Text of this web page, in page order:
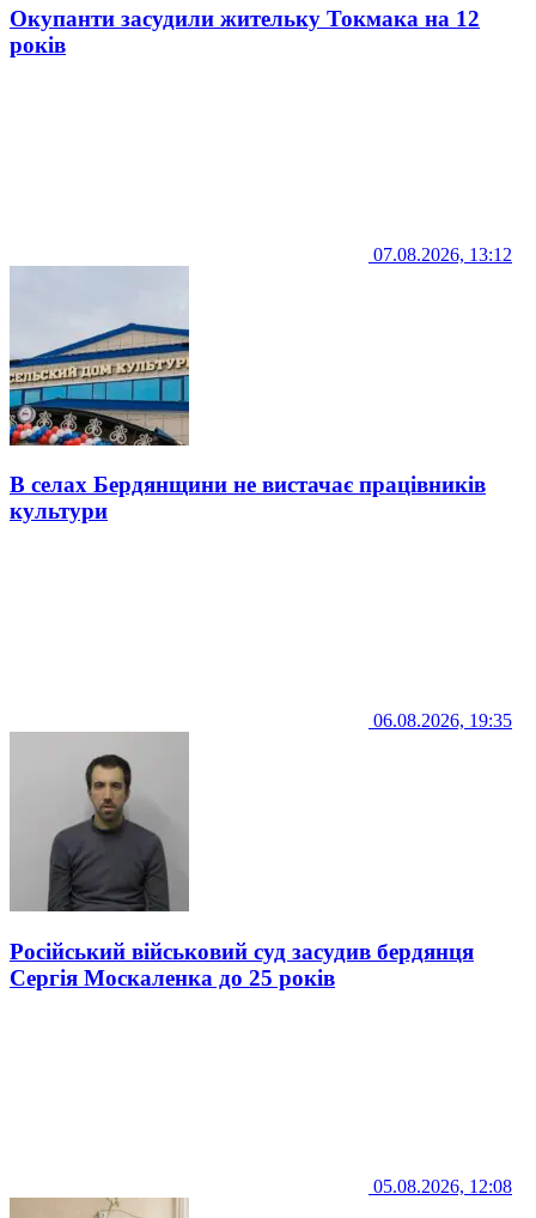
Окупанти засудили жительку Токмака на 12
років
07.08.2026, 13:12
В селах Бердянщини не вистачає працівників
культури
06.08.2026, 19:35
Російський військовий суд засудив бердянця
Сергія Москаленка до 25 років
05.08.2026, 12:08